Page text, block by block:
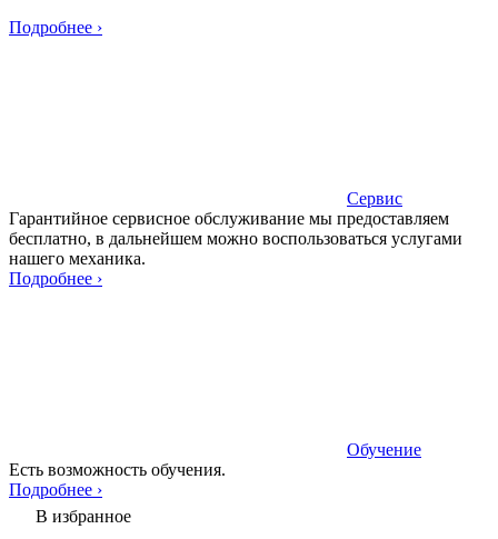
Подробнее ›
Сервис
Гарантийное сервисное обслуживание мы предоставляем
бесплатно, в дальнейшем можно воспользоваться услугами
нашего механика.
Подробнее ›
Обучение
Есть возможность обучения.
Подробнее ›
В избранное